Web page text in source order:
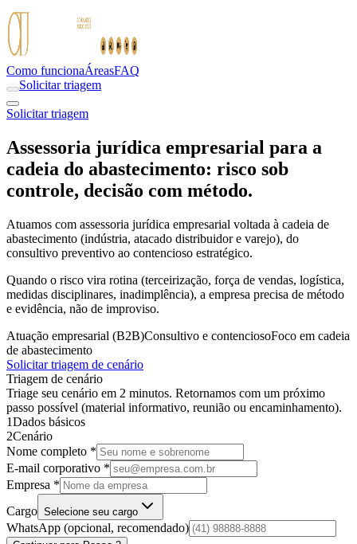
Como funcionaÁreasFAQ
Solicitar triagem
Solicitar triagem
Assessoria jurídica empresarial para a
cadeia do abastecimento: risco sob
controle, decisão com método.
Atuamos com assessoria jurídica empresarial voltada à cadeia de
abastecimento (indústria, atacado distribuidor e varejo), do
consultivo preventivo ao contencioso estratégico.
Quando o risco vira rotina (terceirização, força de vendas, logística,
medidas disciplinares, inadimplência), a empresa precisa de método
e evidência, não de improviso.
Atuação empresarial (B2B)Consultivo e contenciosoFoco em cadeia
de abastecimento
Solicitar triagem de cenário
Triagem de cenário
Triage seu cenário em 2 minutos. Retornamos com um próximo
passo possível (material informativo, reunião ou encaminhamento).
1Dados básicos
2Cenário
Nome completo *
E-mail corporativo *
Empresa *
Cargo Selecione seu cargo
WhatsApp (opcional, recomendado)